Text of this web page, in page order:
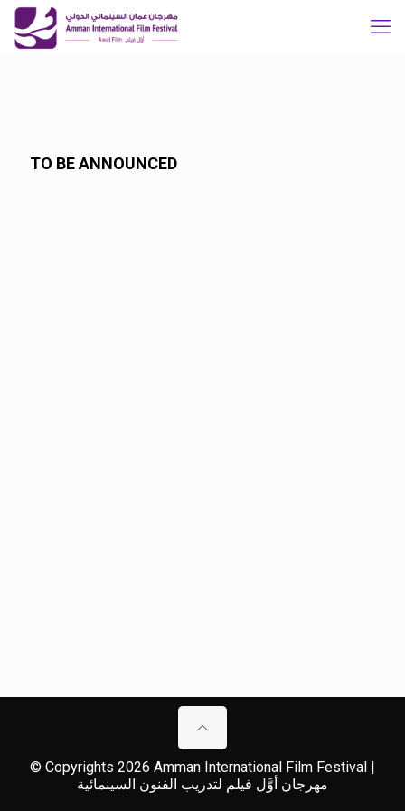
TO BE ANNOUNCED
© Copyrights 2026 Amman International Film Festival |
مهرجان أوَّل فيلم لتدريب الفنون السينمائية